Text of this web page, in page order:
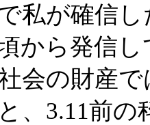
私が確信
から発信
会の財産
、3.11前